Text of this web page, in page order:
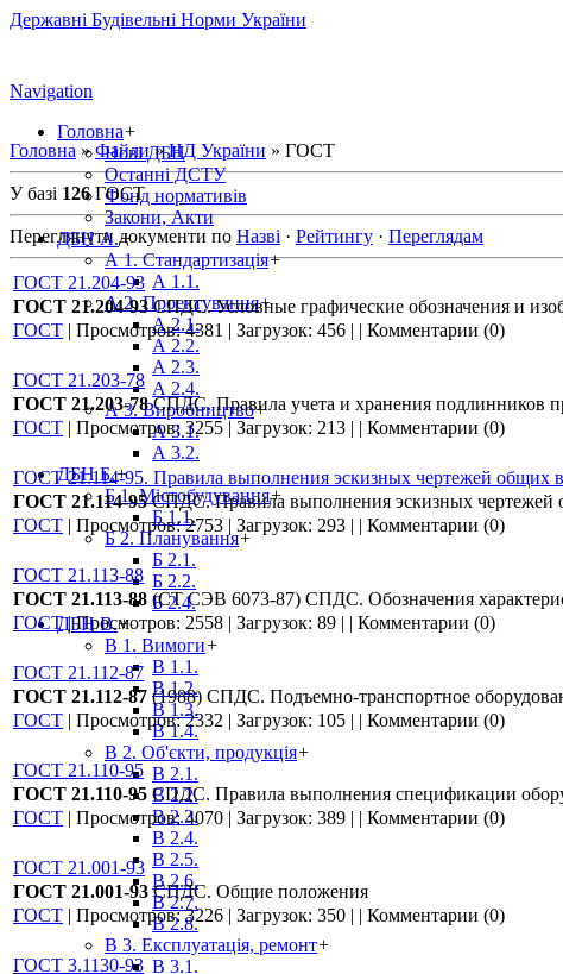
Державні Будівельні Норми України
Navigation
Головна+
Нові ДБН
Останні ДСТУ
Фонд нормативів
Закони, Акти
ДБН А.+
А 1. Стандартизація+
А 1.1.
А 2. Проектування+
А 2.1.
А 2.2.
А 2.3.
А 2.4.
А 3. Виробництво+
А 3.1.
А 3.2.
ДБН Б.+
Б 1. Містобудування+
Б 1.1.
Б 2. Планування+
Б 2.1.
Б 2.2.
Б 2.4.
ДБН В.+
В 1. Вимоги+
В 1.1.
В 1.2.
В 1.3.
В 1.4.
В 2. Об'єкти, продукція+
В 2.1.
В 2.2.
В 2.3.
В 2.4.
В 2.5.
В 2.6.
В 2.7.
В 2.8.
В 3. Експлуатація, ремонт+
В 3.1.
Головна »Файли»НД України » ГОСТ
У базі 126ГОСТ
Переглянути документи по Назві · Рейтингу · Переглядам
ГОСТ 21.204-93
ГОСТ 21.204-93СПДС. Условные графические обозначения и
ГОСТ | Просмотров: 4381 | Загрузок: 456 | | Комментарии (0)
ГОСТ 21.203-78
ГОСТ 21.203-78СПДС. Правила учета и хранения подлинников
ГОСТ | Просмотров: 3255 | Загрузок: 213 | | Комментарии (0)
ГОСТ 21.114-95. Правила выполнения эскизных чертежей общих
ГОСТ 21.114-95СПДС. Правила выполнения эскизных чертежей
ГОСТ | Просмотров: 2753 | Загрузок: 293 | | Комментарии (0)
ГОСТ 21.113-88
ГОСТ 21.113-88 (СТ СЭВ 6073-87) СПДС. Обозначения
ГОСТ|Просмотров: 2558 | Загрузок: 89 | | Комментарии (0)
ГОСТ 21.112-87
ГОСТ 21.112-87 (1988) СПДС. Подъемно-транспортное
ГОСТ | Просмотров: 2332 | Загрузок: 105 | | Комментарии (0)
ГОСТ 21.110-95
ГОСТ 21.110-95 СПДС. Правила выполнения спецификации
ГОСТ | Просмотров: 4070 | Загрузок: 389 | | Комментарии (0)
ГОСТ 21.001-93
ГОСТ 21.001-93СПДС. Общие положения
ГОСТ | Просмотров: 3226 | Загрузок: 350 | | Комментарии (0)
ГОСТ 3.1130-93